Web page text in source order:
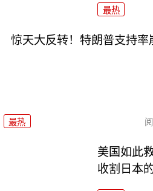
最热
惊天大反转！特朗普支持
最热
美国如此
收割日本